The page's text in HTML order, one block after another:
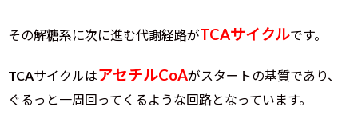
その解糖系に次に進む代謝経路がTCAサイクルです。
TCAサイクルはアセチルCoAがスタートの基質であり、
ぐるっと一周回ってくるような回路となっています。